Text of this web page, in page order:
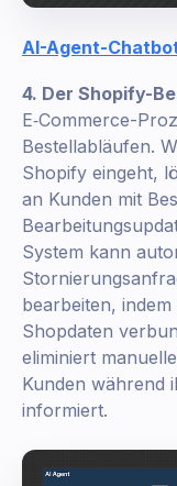
AI-Agent-
4. Der Shopify-
E‑Commerce-
Bestellabläufen.
Shopify eingeht,
an Kunden mit
System kann
bearbeiten,
Shopdaten
eliminiert
Kunden während
informiert.